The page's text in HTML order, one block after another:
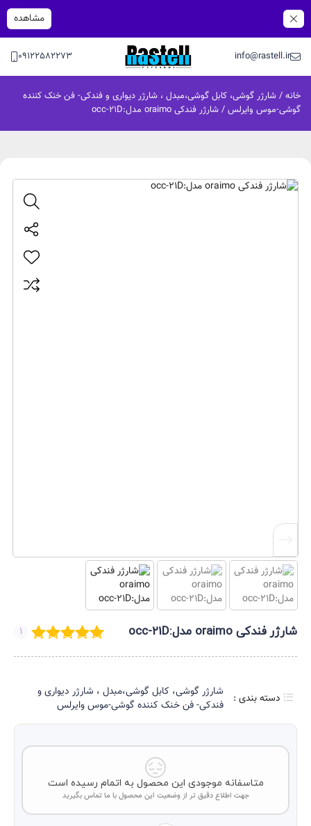
مشاهده
info@rastell.ir
09122582273
خانه / شارژر گوشی، کابل گوشی،مبدل ، شارژر دیواری و فندکی- فن خنک کننده
گوشی-موس وایرلس / شارژر فندکی oraimo مدل:occ-21D
شارژر فندکی oraimo مدل:occ-21D 1
دسته بندی :
شارژر گوشی، کابل گوشی،مبدل ، شارژر دیواری و
فندکی- فن خنک کننده گوشی-موس وایرلس
متاسفانه موجودی این محصول به اتمام رسیده است
جهت اطلاع دقیق تر از وضعیت این محصول با ما تماس بگیرید